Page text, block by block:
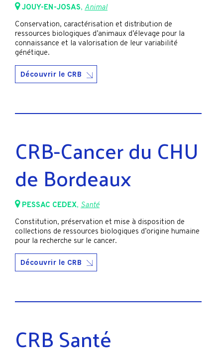
JOUY-EN-JOSAS, Animal
Conservation, caractérisation et distribution de
ressources biologiques d’animaux d’élevage pour la
connaissance et la valorisation de leur variabilité
génétique.
Découvrir le CRB
CRB-Cancer du CHU
de Bordeaux
PESSAC CEDEX, Santé
Constitution, préservation et mise à disposition de
collections de ressources biologiques d’origine humaine
pour la recherche sur le cancer.
Découvrir le CRB
CRB Santé